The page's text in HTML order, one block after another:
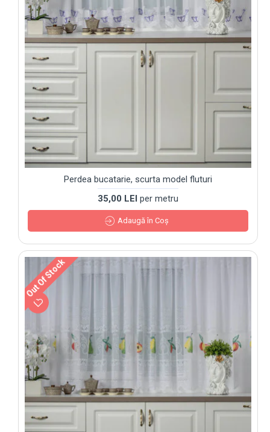
Perdea bucatarie, scurta model fluturi
35,00 LEI per metru
Adaugă în Coş
Out Of Stock